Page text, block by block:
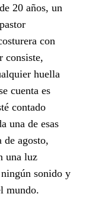
20 años, un
con
consiste,
huella
cuenta es
contado
una de esas
de agosto,
una luz
sonido y
mundo.